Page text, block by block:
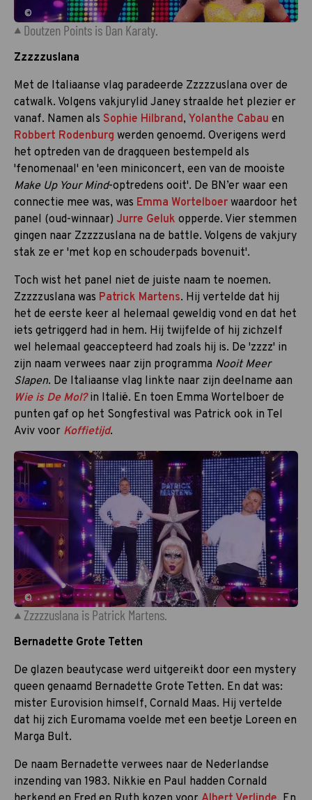
©
Doutzen Points is Dan Karaty.
Zzzzzuslana
Met de Italiaanse vlag paradeerde Zzzzzuslana over de
catwalk. Volgens vakjurylid Janey straalde het plezier er
vanaf. Namen als Sophie Hilbrand, Yolanthe Cabau en
Robbert Rodenburg werden genoemd. Overigens werd
het optreden van de dragqueen bestempeld als
'fenomenaal' en 'een miniconcert, een van de mooiste
Make Up Your Mind-optredens ooit'. De BN’er waar een
connectie mee was, was Emma Wortelboer waardoor het
panel (oud-winnaar) Jurre Geluk opperde. Vier stemmen
gingen naar Zzzzzuslana na de battle. Volgens de vakjury
stak ze er 'met kop en schouderpads bovenuit'.
Toch wist het panel niet de juiste naam te noemen.
Zzzzzuslana was Patrick Martens. Hij vertelde dat hij
het de eerste keer al helemaal geweldig vond en dat het
iets getriggerd had in hem. Hij twijfelde of hij zichzelf
wel helemaal geaccepteerd had zoals hij is. De 'zzzz' in
zijn naam verwees naar zijn programma Nooit Meer
Slapen. De Italiaanse vlag linkte naar zijn deelname aan
Wie is De Mol?in Italië. En toen Emma Wortelboer de
punten gaf op het Songfestival was Patrick ook in Tel
Aviv voor Koffietijd.
©
Zzzzzuslana is Patrick Martens.
Bernadette Grote Tetten
De glazen beautycase werd uitgereikt door een mystery
queen genaamd Bernadette Grote Tetten. En dat was:
mister Eurovision himself, Cornald Maas. Hij vertelde
dat hij zich Euromama voelde met een beetje Loreen en
Marga Bult.
De naam Bernadette verwees naar de Nederlandse
inzending van 1983. Nikkie en Paul hadden Cornald